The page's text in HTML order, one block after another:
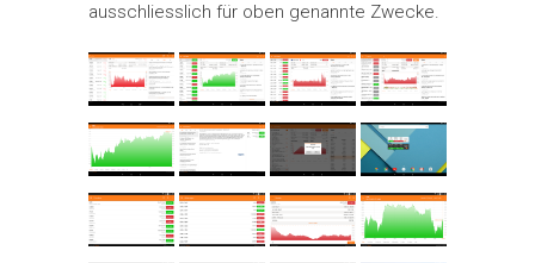
ausschliesslich für oben genannte Zwecke.